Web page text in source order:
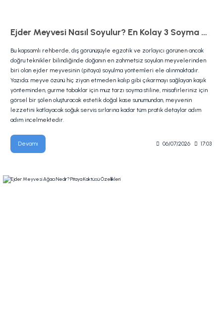
Ejder Meyvesi Nasıl Soyulur? En Kolay 3 Soyma Yöntemi
Bu kapsamlı rehberde, dış görünüşüyle egzotik ve zorlayıcı görünen ancak
doğru teknikler bilindiğinde doğanın en zahmetsiz soyulan meyvelerinden
biri olan ejder meyvesinin (pitaya) soyulma yöntemleri ele alınmaktadır.
Yazıda; meyve özünü hiç ziyan etmeden kalıp gibi çıkarmayı sağlayan kaşık
yönteminden, gurme tabaklar için muz tarzı soyma stiline, misafirleriniz için
görsel bir şölen oluşturacak estetik doğal kase sunumundan, meyvenin
lezzetini katlayacak soğuk servis sırlarına kadar tüm pratik detaylar adım
adım incelmektedir.
Devamı 06/07/2026 17:03